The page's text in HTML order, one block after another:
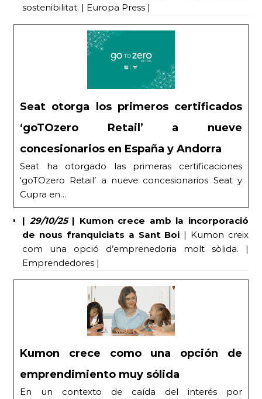
sostenibilitat. | Europa Press |
Seat otorga los primeros certificados
‘goTOzero Retail’ a nueve
concesionarios en España y Andorra
Seat ha otorgado las primeras certificaciones
‘goTOzero Retail’ a nueve concesionarios Seat y
Cupra en…
| 29/10/25| Kumon crece amb la incorporació
de nous franquiciats a Sant Boi | Kumon creix
com una opció d’emprenedoria molt sòlida. |
Emprendedores |
Kumon crece como una opción de
emprendimiento muy sólida
En un contexto de caída del interés por